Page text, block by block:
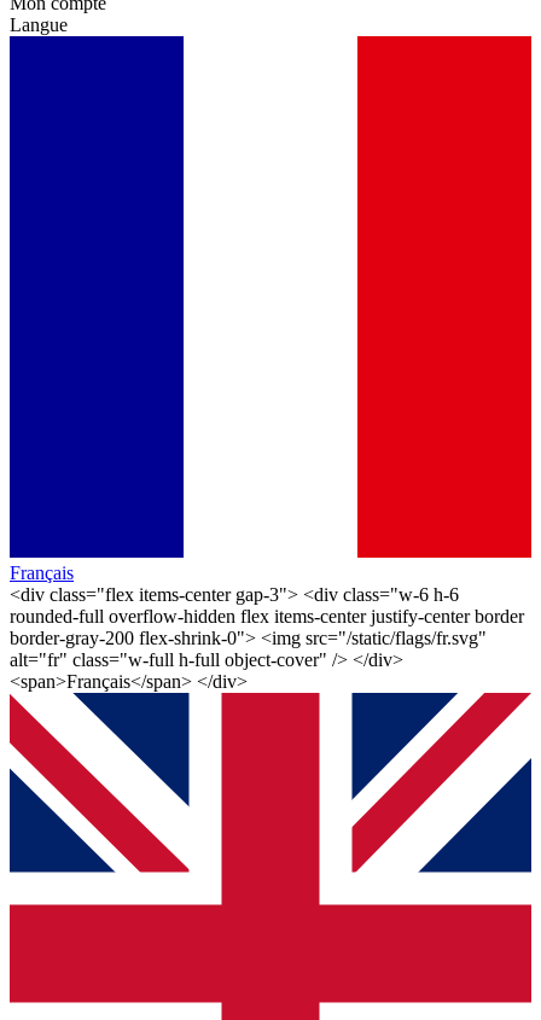
Langue
Français
<div class="flex items-center gap-3"> <div class="w-6 h-6
rounded-full overflow-hidden flex items-center justify-center border
border-gray-200 flex-shrink-0"> <img src="/static/flags/fr.svg"
alt="fr" class="w-full h-full object-cover" /> </div>
<span>Français</span> </div>